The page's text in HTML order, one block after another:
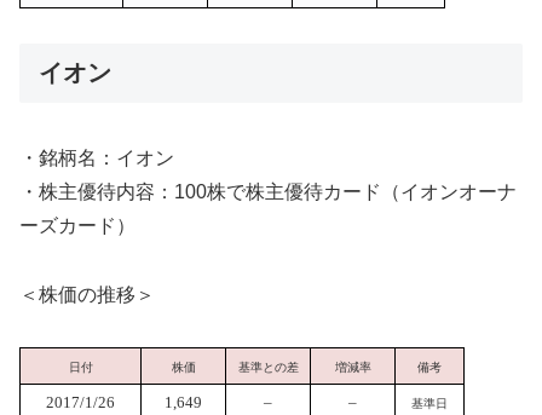
イオン
・銘柄名：イオン
・株主優待内容：100株で株主優待カード（イオンオーナ
ーズカード）
＜株価の推移＞
日付 株価 基準との差 増減率 備考
2017/1/26 1,649 – – 基準日